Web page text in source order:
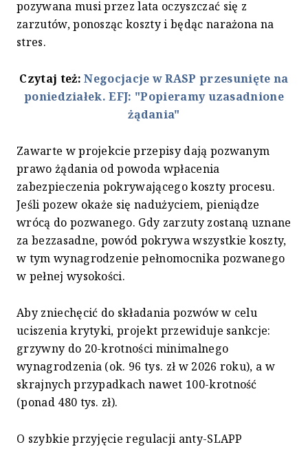
pozywana musi przez lata oczyszczać się z
zarzutów, ponosząc koszty i będąc narażona na
stres.
Czytaj też:Negocjacje w RASP przesunięte na
poniedziałek. EFJ: "Popieramy uzasadnione
żądania"
Zawarte w projekcie przepisy dają pozwanym
prawo żądania od powoda wpłacenia
zabezpieczenia pokrywającego koszty procesu.
Jeśli pozew okaże się nadużyciem, pieniądze
wrócą do pozwanego. Gdy zarzuty zostaną uznane
za bezzasadne, powód pokrywa wszystkie koszty,
w tym wynagrodzenie pełnomocnika pozwanego
w pełnej wysokości.
Aby zniechęcić do składania pozwów w celu
uciszenia krytyki, projekt przewiduje sankcje:
grzywny do 20-krotności minimalnego
wynagrodzenia (ok. 96 tys. zł w 2026 roku), a w
skrajnych przypadkach nawet 100-krotność
(ponad 480 tys. zł).
O szybkie przyjęcie regulacji anty-SLAPP